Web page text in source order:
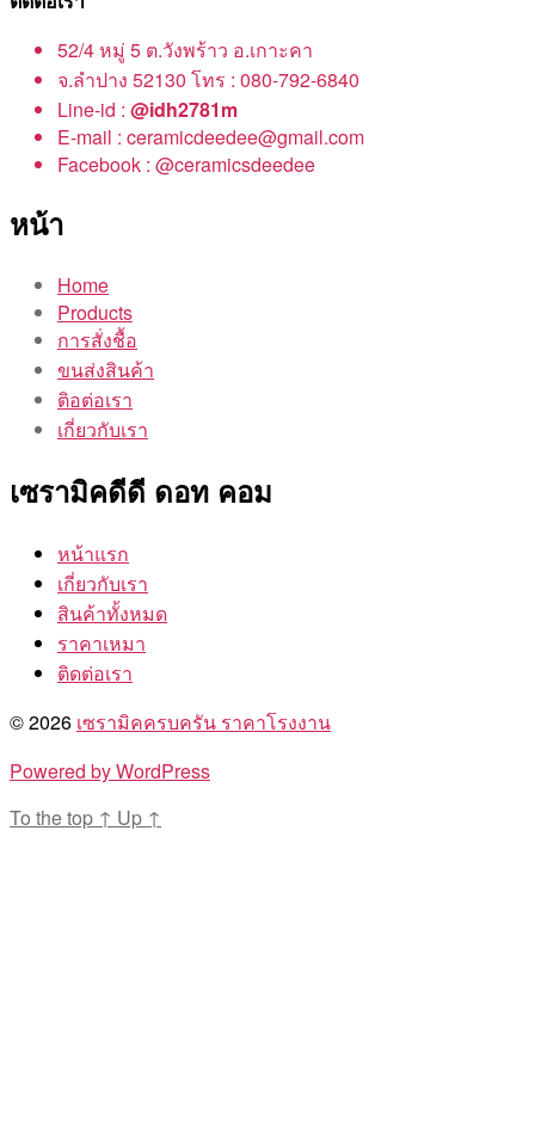
52/4 หมู่ 5 ต.วังพร้าว อ.เกาะคา
จ.ลำปาง 52130 โทร : 080-792-6840
Line-id : @idh2781m
E-mail : ceramicdeedee@gmail.com
Facebook : @ceramicsdeedee
หน้า
Home
Products
การสั่งชื้อ
ขนส่งสินค้า
ติอต่อเรา
เกี่ยวกับเรา
เซรามิคดีดี ดอท คอม
หน้าแรก
เกี่ยวกับเรา
สินค้าทั้งหมด
ราคาเหมา
ติดต่อเรา
© 2026 เซรามิคครบครัน ราคาโรงงาน
Powered by WordPress
To the top ↑ Up ↑